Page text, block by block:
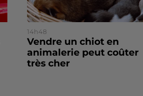
14h48
Vendre un chiot en
animalerie peut coûter
très cher